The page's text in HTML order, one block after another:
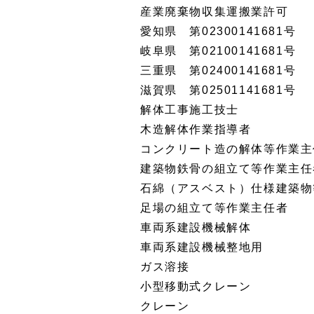
産業廃棄物収集運搬業許可
愛知県 第02300141681号
岐阜県 第02100141681号
三重県 第02400141681号
滋賀県 第02501141681号
解体工事施工技士
木造解体作業指導者
コンクリート造の解体等作業
建築物鉄骨の組立て等作業主任
石綿（アスベスト）仕様建築
足場の組立て等作業主任者
車両系建設機械解体
車両系建設機械整地用
ガス溶接
小型移動式クレーン
クレーン